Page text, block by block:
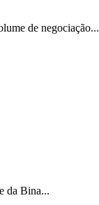
de negociação...
da Bina...